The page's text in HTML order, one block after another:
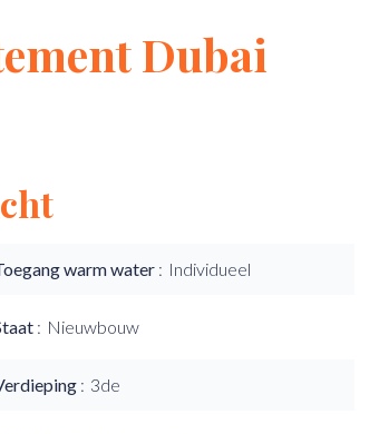
Dubai
warm water Individueel
Nieuwbouw
3de